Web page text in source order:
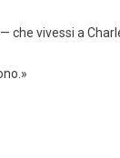
che vivessi a